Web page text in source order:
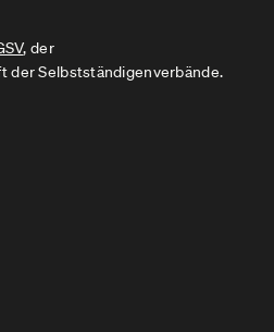
, der
der Selbstständigenverbände.